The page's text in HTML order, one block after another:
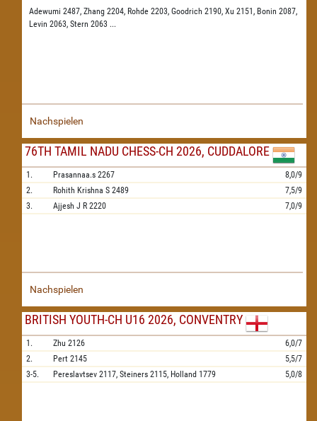
Adewumi 2487, Zhang 2204, Rohde 2203, Goodrich 2190, Xu 2151, Bonin 2087,
Levin 2063, Stern 2063 ...
Nachspielen
76TH TAMIL NADU CHESS-CH 2026, CUDDALORE
1. Prasannaa.s 2267
8,0/9
2.
Rohith Krishna S 2489
7,5/9
3.
Ajjesh J R 2220 7,0/9
Nachspielen
BRITISH YOUTH-CH U16 2026, CONVENTRY
1. Zhu 2126
6,0/7
2.
Pert 2145
5,5/7
3-5.
Pereslavtsev 2117, Steiners 2115, Holland 1779 5,0/8